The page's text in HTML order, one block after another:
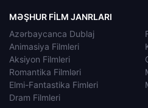
MƏŞHUR FILM JANRLARI
Azərbaycanca Dublaj
Animasiya Filmleri
Aksiyon Filmleri
Romantika Filmləri
Elmi-Fantastika Fimleri
Dram Filmleri